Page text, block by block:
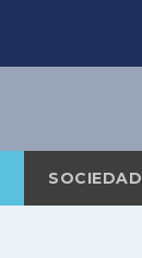
SOCIEDAD